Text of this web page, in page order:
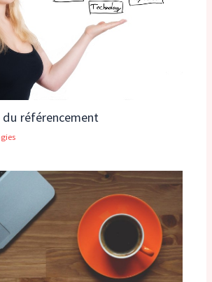
du référencement